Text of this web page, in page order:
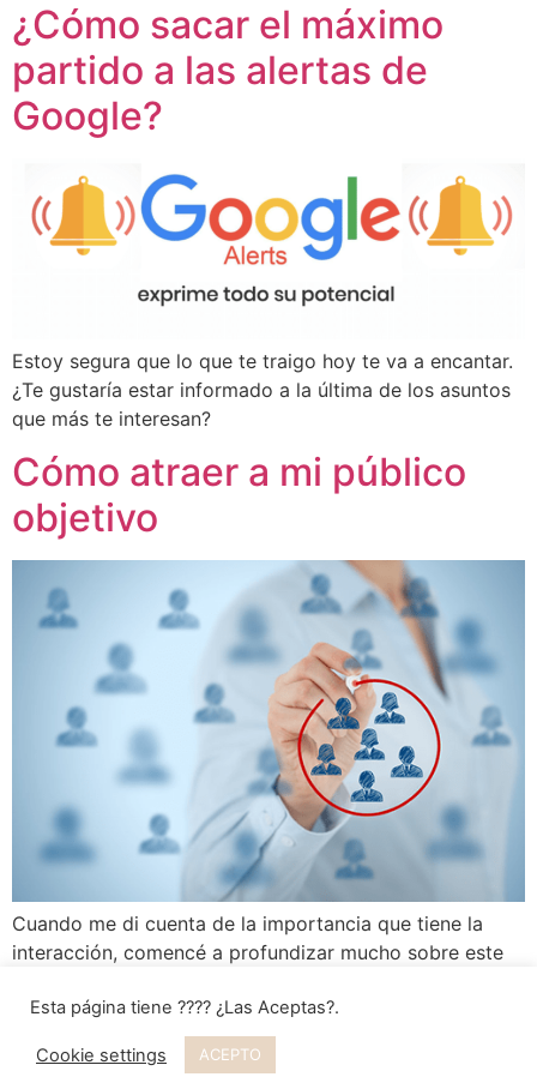
¿Cómo sacar el máximo
partido a las alertas de
Google?
Estoy segura que lo que te traigo hoy te va a encantar.
¿Te gustaría estar informado a la última de los asuntos
que más te interesan?
Cómo atraer a mi público
objetivo
Cuando me di cuenta de la importancia que tiene la
interacción, comencé a profundizar mucho sobre este
y otros Community Managers a implementar una
estrategia que realmente dé resultados.
Esta página tiene ???? ¿Las Aceptas?.
Cookie settings ACEPTO